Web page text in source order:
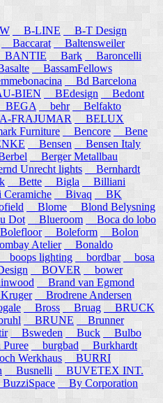
B-LINE
B-T Design
Baccarat
Baltensweiler
BANTIE Bark
Baroncelli
BassamFellows
Bd Barcelona
BIEN BEdesign
Bedont
BEGA behr
Belfakto
FRAJUMAR
BELUX
Furniture Bencore
Bene
Bensen
Bensen Italy
Berger Metallbau
Unrecht lights
Bernhardt
Bette Bigla
Billiani
Bivaq
BK
Blome Blond Belysning
Dot Blueroom
Boca do lobo
Boleform
Bolon
Atelier
Bonaldo
boops lighting bordbar
bosa
BOVER
bower
Brand van Egmond
Brodrene Andersen
Bross Bruag
BRUCK
BRUNE
Brunner
Bsweden Buck
Bulbo
burgbad
Burkhardt
Werkhaus
BURRI
Busnelli
BUVETEX INT.
By Corporation